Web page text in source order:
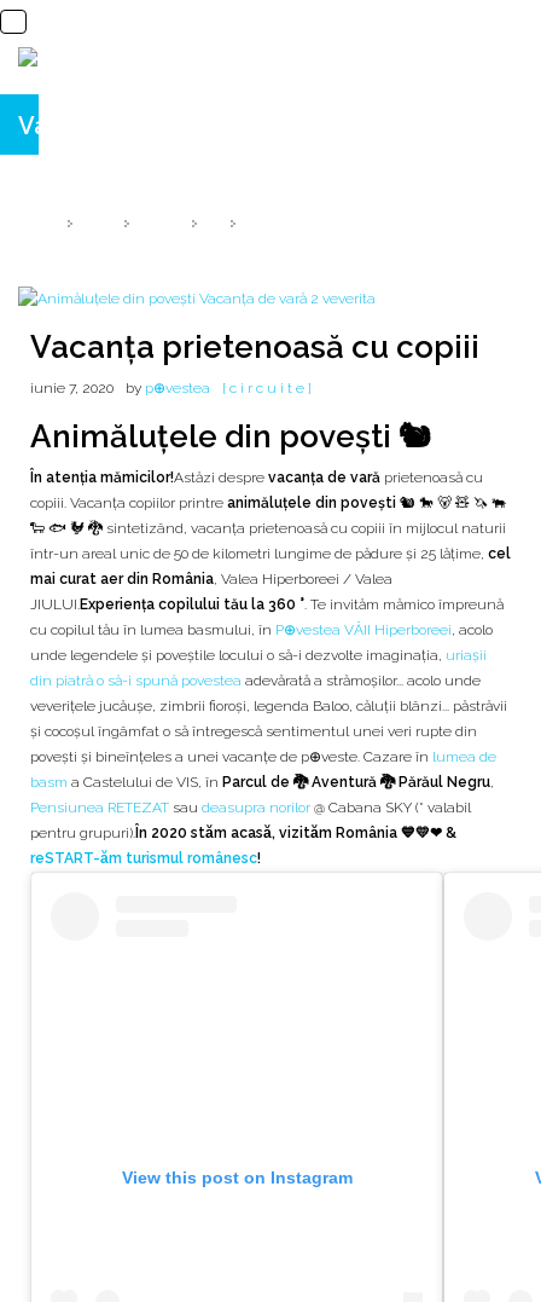
Vacanța prietenoasă cu copiii
Vacanța prietenoasă cu copiii
iunie 7, 2020 by p⊕vestea [ c i r c u i t e ]
Animăluțele din povești 🐿️
În atenția mămicilor!Astăzi despre vacanța de vară prietenoasă cu
copiii. Vacanța copiilor printre animăluțele din povești 🐿️ 🐎 🐻 🧸 🦄 🐃
🐑 🐟 🐓 🐉 sintetizând, vacanța prietenoasă cu copiii în mijlocul naturii
într-un areal unic de 50 de kilometri lungime de pădure și 25 lățime, cel
mai curat aer din România, Valea Hiperboreei / Valea
JIULUI.Experiența copilului tău la 360 °. Te invităm mămico împreună
cu copilul tău în lumea basmului, în P⊕vestea VĂII Hiperboreei, acolo
unde legendele și poveștile locului o să-i dezvolte imaginația, uriașii
din piatră o să-i spună povestea adevărată a strămoșilor... acolo unde
veverițele jucăușe, zimbrii fioroși, legenda Baloo, căluții blânzi... păstrăvii
și cocoșul îngâmfat o să întregescă sentimentul unei veri rupte din
povești și bineînțeles a unei vacanțe de p⊕veste. Cazare în lumea de
basm a Castelului de VIS, în Parcul de 🐉 Aventură 🐉Părăul Negru,
Pensiunea RETEZAT sau deasupra norilor @ Cabana SKY (* valabil
pentru grupuri). În 2020 stăm acasă, vizităm România 💙💛❤ &
reSTART-ăm turismul românesc!
View this post on Instagram